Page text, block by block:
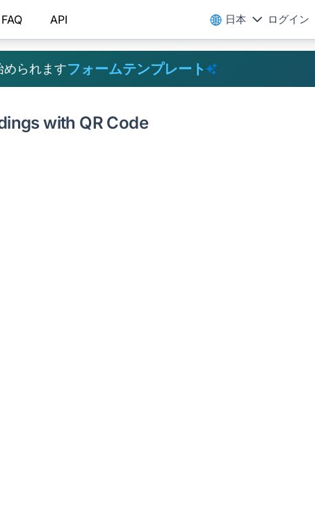
FAQ API 日本 ログイン
られますフォームテンプレート
with QR Code